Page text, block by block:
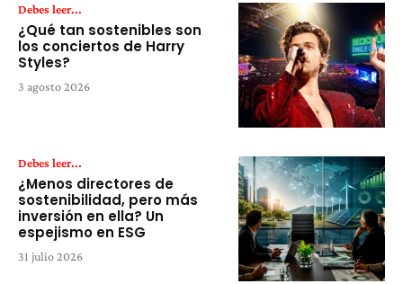
Debes leer...
¿Qué tan sostenibles son
los conciertos de Harry
Styles?
3 agosto 2026
Debes leer...
¿Menos directores de
sostenibilidad, pero más
inversión en ella? Un
espejismo en ESG
31 julio 2026